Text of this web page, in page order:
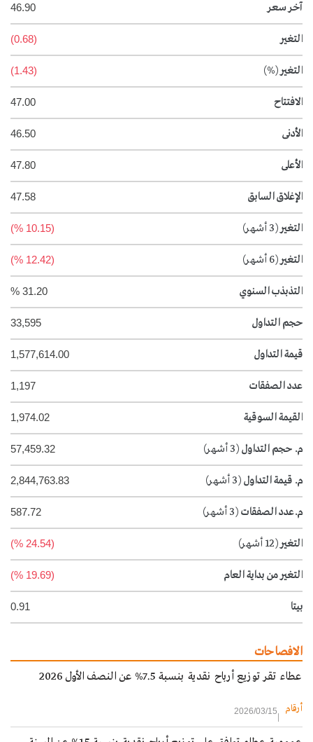
آخر سعر 46.90
التغير (0.68)
التغير(%)
(1.43)
الافتتاح 47.00
الأدنى 46.50
الأعلى 47.80
الإغلاق السابق 47.58
التغير(3 أشهر) (10.15 %)
التغير(6 أشهر) (12.42 %)
التذبذب السنوي 31.20 %
حجم التداول 33,595
قيمة التداول 1,577,614.00
عدد الصفقات 1,197
القيمة السوقية 1,974.02
م. حجم التداول (3 أشهر) 57,459.32
م. قيمة التداول (3 أشهر) 2,844,763.83
م.عدد الصفقات (3 أشهر) 587.72
التغير(12 أشهر) (24.54 %)
التغير من بداية العام (19.69 %)
بيتا 0.91
الافصاحات
عطاء تقر توزيع أرباح نقدية بنسبة 7.5% عن النصف الأول 2026
أرقام 2026/03/15